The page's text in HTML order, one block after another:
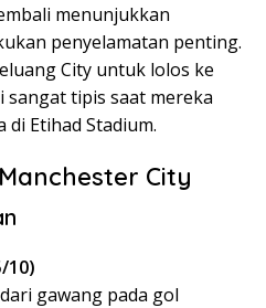
menunjukkan
penyelamatan penting.
City untuk lolos ke
tipis saat mereka
Etihad Stadium.
City
10)
gawang pada gol